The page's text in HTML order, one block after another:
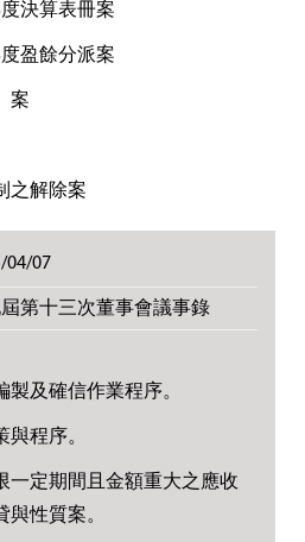
決算表冊案
盈餘分派案
案
之解除案
04/07
第十三次董事會議事錄
及確信作業程序。
程序。
一定期間且金額重大之應收
性質案。